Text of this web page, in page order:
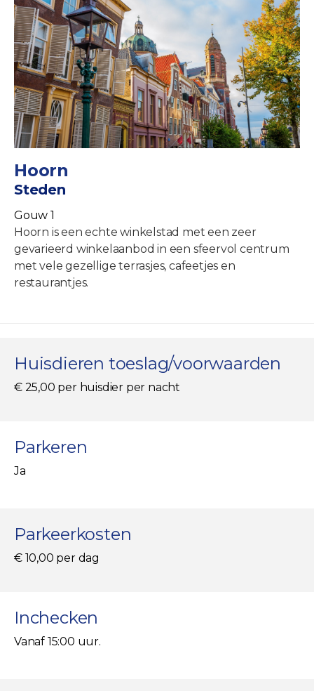
Hoorn
Steden
Gouw 1
Hoorn is een echte winkelstad met een zeer
gevarieerd winkelaanbod in een sfeervol centrum
met vele gezellige terrasjes, cafeetjes en
restaurantjes.
Huisdieren toeslag/voorwaarden
€ 25,00 per huisdier per nacht
Parkeren
Ja
Parkeerkosten
€ 10,00 per dag
Inchecken
Vanaf 15:00 uur.